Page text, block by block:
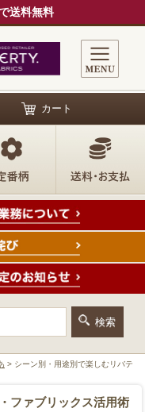
送料無料
カート
> シーン別・用途別で楽しむリバテ
ファブリックス活用術